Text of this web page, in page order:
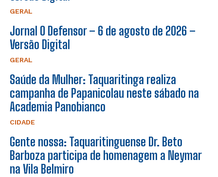
GERAL
Jornal O Defensor – 6 de agosto de 2026 –
Versão Digital
GERAL
Saúde da Mulher: Taquaritinga realiza
campanha de Papanicolau neste sábado na
Academia Panobianco
CIDADE
Gente nossa: Taquaritinguense Dr. Beto
Barboza participa de homenagem a Neymar
na Vila Belmiro